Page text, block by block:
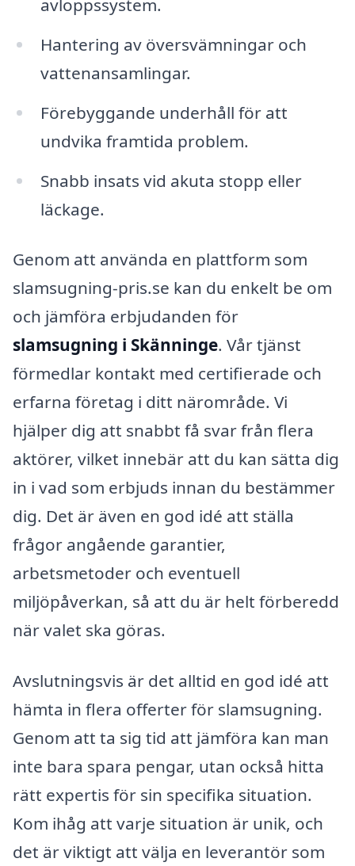
avloppssystem.
Hantering av översvämningar och
vattenansamlingar.
Förebyggande underhåll för att
undvika framtida problem.
Snabb insats vid akuta stopp eller
läckage.
Genom att använda en plattform som
slamsugning-pris.se kan du enkelt be om
och jämföra erbjudanden för
slamsugning i Skänninge. Vår tjänst
förmedlar kontakt med certifierade och
erfarna företag i ditt närområde. Vi
hjälper dig att snabbt få svar från flera
aktörer, vilket innebär att du kan sätta dig
in i vad som erbjuds innan du bestämmer
dig. Det är även en god idé att ställa
frågor angående garantier,
arbetsmetoder och eventuell
miljöpåverkan, så att du är helt förberedd
när valet ska göras.
Avslutningsvis är det alltid en god idé att
hämta in flera offerter för slamsugning.
Genom att ta sig tid att jämföra kan man
inte bara spara pengar, utan också hitta
rätt expertis för sin specifika situation.
Kom ihåg att varje situation är unik, och
det är viktigt att välja en leverantör som